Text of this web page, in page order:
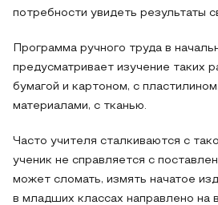
потребности увидеть результаты
Программа ручного труда в
предусматривает изучение таких
бумагой и картоном, с
материалами, с тканью.
Часто учителя сталкиваются с
ученик не справляется с
может сломать, измять начатое
в младших классах направлено на